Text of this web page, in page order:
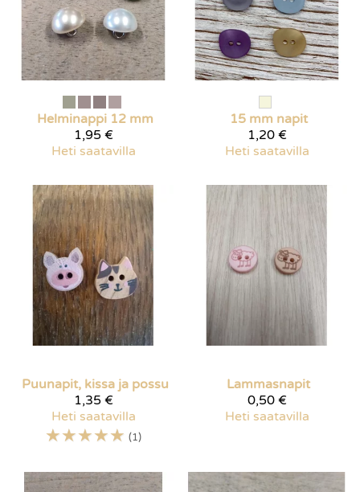
Helminappi 12 mm
1,95 €
Heti saatavilla
15 mm napit
1,20 €
Heti saatavilla
Puunapit, kissa ja possu
1,35 €
Heti saatavilla
☆☆☆☆☆ (1)
Lammasnapit
0,50 €
Heti saatavilla